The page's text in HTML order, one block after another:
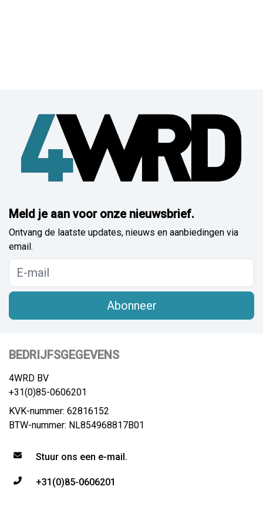
Meld je aan voor onze nieuwsbrief.
Ontvang de laatste updates, nieuws en aanbiedingen via
email.
Abonneer
BEDRIJFSGEGEVENS
4WRD BV
+31(0)85-0606201
KVK-nummer: 62816152
BTW-nummer: NL854968817B01
Stuur ons een e-mail.
+31(0)85-0606201